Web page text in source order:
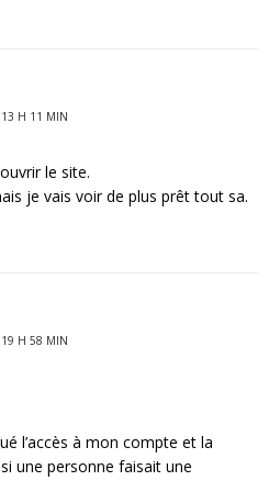
H 11 MIN
le site.
je vais voir de plus prêt tout sa.
H 58 MIN
l’accès à mon compte et la
une personne faisait une